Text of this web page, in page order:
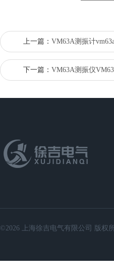
上一篇： VM63A测振计
下一篇： VM63A测振仪
©2026 上海徐吉电气有限公司 版权